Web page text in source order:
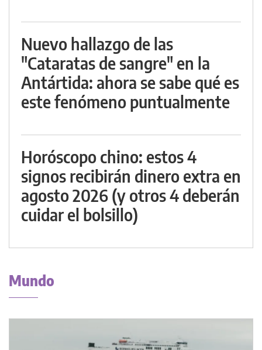
Nuevo hallazgo de las
"Cataratas de sangre" en la
Antártida: ahora se sabe qué es
este fenómeno puntualmente
Horóscopo chino: estos 4
signos recibirán dinero extra en
agosto 2026 (y otros 4 deberán
cuidar el bolsillo)
Mundo